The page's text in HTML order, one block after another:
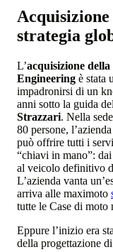
strategia
L’acquisizione
Engineering è stata
impadronirsi di un
anni sotto la guida
Strazzari. Nella
80 persone,
può offrire tutti i
“chiavi in mano”:
al veicolo definitivo
L’azienda vanta
arriva alle maximoto
tutte le Case di moto
Eppure l’inizio era
della progettazione